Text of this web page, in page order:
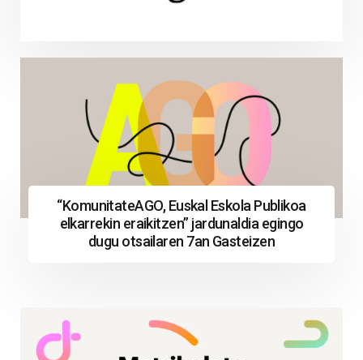
“KomunitateAGO, Euskal Eskola Publikoa
elkarrekin eraikitzen” jardunaldia egingo
dugu otsailaren 7an Gasteizen